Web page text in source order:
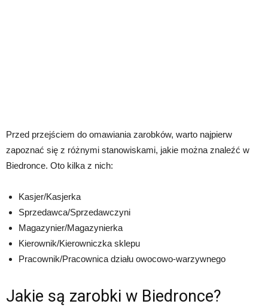
Przed przejściem do omawiania zarobków, warto najpierw
zapoznać się z różnymi stanowiskami, jakie można znaleźć w
Biedronce. Oto kilka z nich:
Kasjer/Kasjerka
Sprzedawca/Sprzedawczyni
Magazynier/Magazynierka
Kierownik/Kierowniczka sklepu
Pracownik/Pracownica działu owocowo-warzywnego
Jakie są zarobki w Biedronce?